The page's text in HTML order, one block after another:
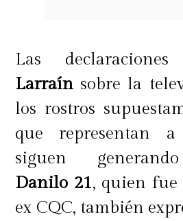
Las
Larraín sobre la
los rostros
que representan
siguen
Danilo 21, quien
ex CQC, también